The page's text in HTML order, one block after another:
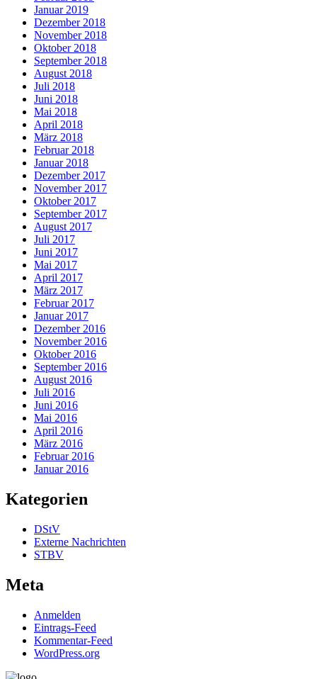
Januar 2019
Dezember 2018
November 2018
Oktober 2018
September 2018
August 2018
Juli 2018
Juni 2018
Mai 2018
April 2018
März 2018
Februar 2018
Januar 2018
Dezember 2017
November 2017
Oktober 2017
September 2017
August 2017
Juli 2017
Juni 2017
Mai 2017
April 2017
März 2017
Februar 2017
Januar 2017
Dezember 2016
November 2016
Oktober 2016
September 2016
August 2016
Juli 2016
Juni 2016
Mai 2016
April 2016
März 2016
Februar 2016
Januar 2016
Kategorien
DStV
Externe Nachrichten
STBV
Meta
Anmelden
Eintrags-Feed
Kommentar-Feed
WordPress.org